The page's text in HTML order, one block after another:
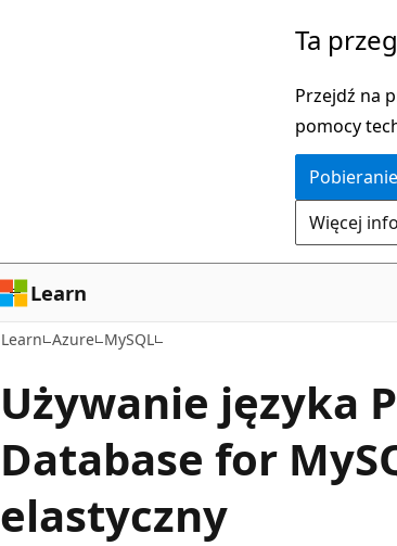
Ta
Przejdź na
pomocy
Więcej
Learn
Learn Azure MySQL
Używanie języka
Database for
elastyczny